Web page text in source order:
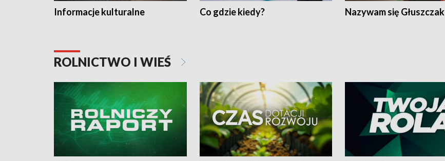
Informacje kulturalne Co gdzie kiedy? Nazywam się Głuszczak
ROLNICTWO I WIEŚ